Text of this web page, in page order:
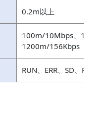
0.2m以上
100m/10Mbps、
1200m/156Kbps
RUN、ERR、SD、RD